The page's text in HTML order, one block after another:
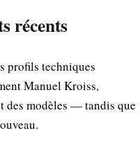
récents
profils techniques
Manuel Kroiss,
des modèles — tandis que